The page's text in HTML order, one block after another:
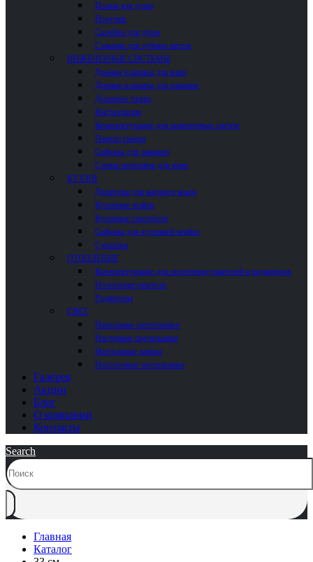
Полки для душа
Поручни
Скребки для душа
Стаканы для зубных щеток
ИНЖЕНЕРНЫЕ СИСТЕМЫ
Донные клапаны для ванн
Донные клапаны для раковин
Душевые трапы
Инсталляции
Комплектующие для инженерных систем
Панели смыва
Сифоны для раковин
Сливы-переливы для ванн
КУХНЯ
Дозаторы для жидкого мыла
Кухонные мойки
Кухонные смесители
Сифоны для кухонной мойки
Сушилки
ОТОПЛЕНИЕ
Комплектующие для полотенцесушителей и радиаторов
Полотенцесушители
Радиаторы
СВЕТ
Напольные светильники
Настенные светильники
Настольные лампы
Потолочные светильники
Галерея
Акции
Блог
О компании
Контакты
Search
Главная
Каталог